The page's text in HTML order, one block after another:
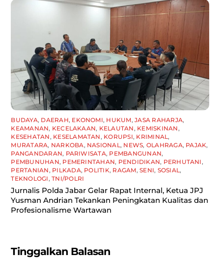
BUDAYA, DAERAH, EKONOMI, HUKUM,JASA RAHARJA,
KEAMANAN, KECELAKAAN, KELAUTAN, KEMISKINAN,
KESEHATAN, KESELAMATAN, KORUPSI, KRIMINAL,
MURATARA, NARKOBA, NASIONAL, NEWS, OLAHRAGA, PAJAK,
PANGANDARAN, PARIWISATA, PEMBANGUNAN,
PEMBUNUHAN, PEMERINTAHAN, PENDIDIKAN, PERHUTANI,
PERTANIAN, PILKADA, POLITIK, RAGAM,SENI, SOSIAL,
TEKNOLOGI,TNI/POLRI
Jurnalis Polda Jabar Gelar Rapat Internal, Ketua JPJ
Yusman Andrian Tekankan Peningkatan Kualitas dan
Profesionalisme Wartawan
Tinggalkan Balasan